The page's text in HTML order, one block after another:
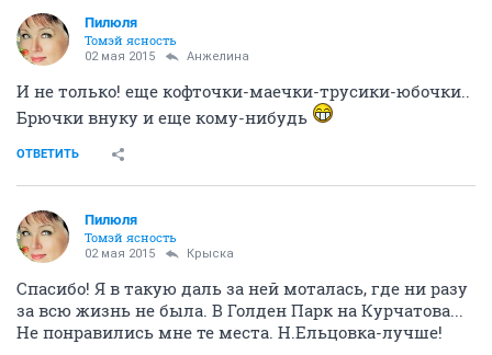
Пилюля
Томэй ясность
02 мая 2015 Aнжелина
И не только! еще кофточки-маечки-трусики-юбочки..
Брючки внуку и еще кому-нибудь
ОТВЕТИТЬ
Пилюля
Томэй ясность
02 мая 2015 Крыска
Спасибо! Я в такую даль за ней моталась, где ни разу
за всю жизнь не была. В Голден Парк на Курчатова...
Не понравились мне те места. Н.Ельцовка-лучше!